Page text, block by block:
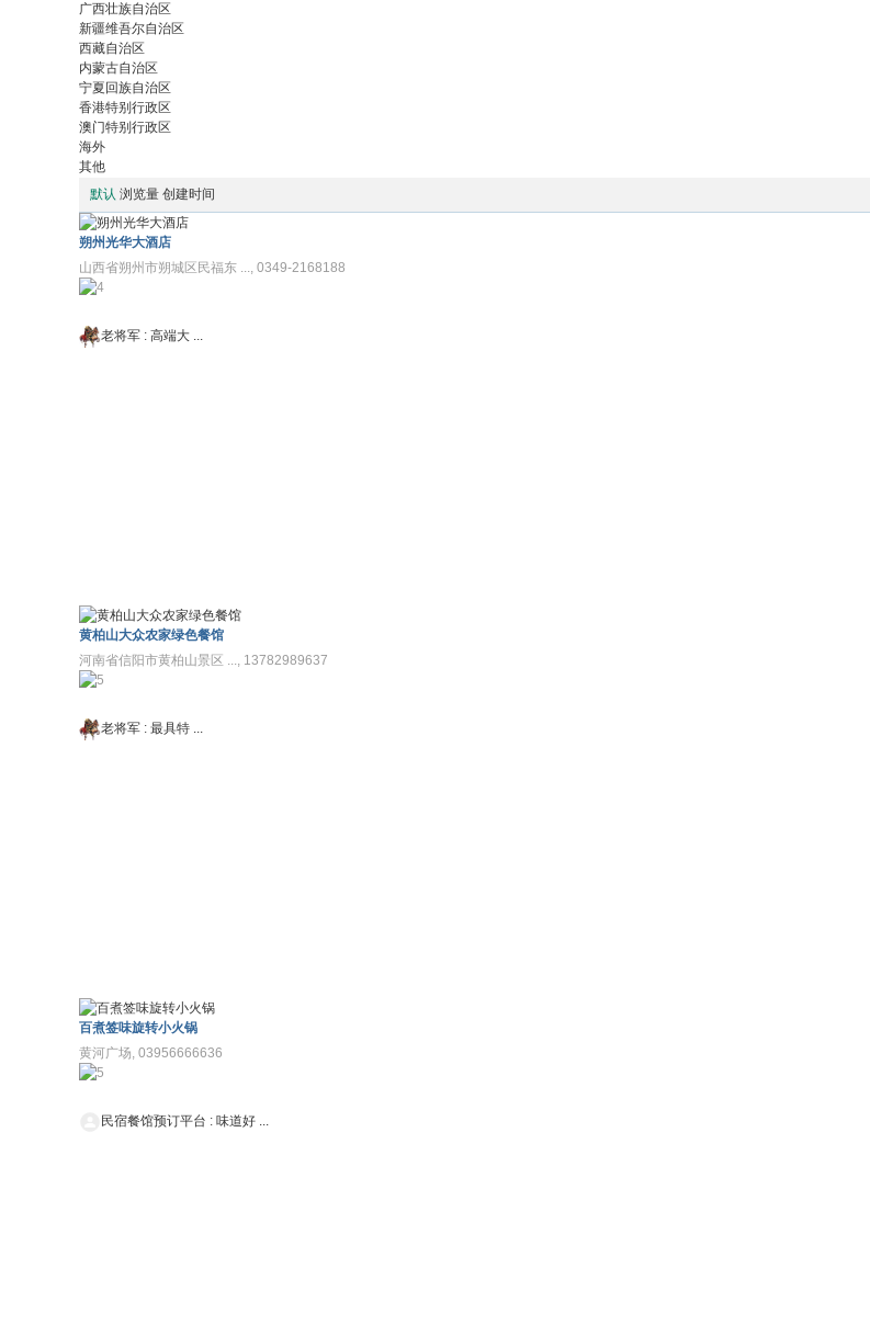
广西壮族自治区
新疆维吾尔自治区
西藏自治区
内蒙古自治区
宁夏回族自治区
香港特别行政区
澳门特别行政区
海外
其他
默认 浏览量 创建时间
朔州光华大酒店
山西省朔州市朔城区民福东 ..., 0349-2168188
老将军 : 高端大 ...
黄柏山大众农家绿色餐馆
河南省信阳市黄柏山景区 ..., 13782989637
老将军 : 最具特 ...
百煮签味旋转小火锅
黄河广场, 03956666636
民宿餐馆预订平台 : 味道好 ...